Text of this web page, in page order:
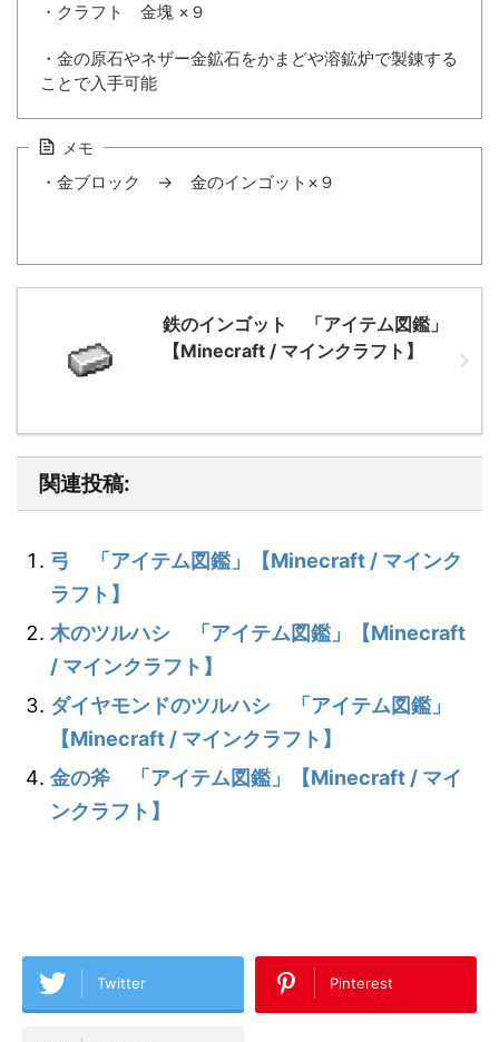
・クラフト 金塊 ×９
・金の原石やネザー金鉱石をかまどや溶鉱炉で製錬する
ことで入手可能
メモ
・金ブロック → 金のインゴット×９
鉄のインゴット 「アイテム図鑑」
【Minecraft / マインクラフト】
関連投稿:
弓 「アイテム図鑑」【Minecraft / マインク
ラフト】
木のツルハシ 「アイテム図鑑」【Minecraft
/ マインクラフト】
ダイヤモンドのツルハシ 「アイテム図鑑」
【Minecraft / マインクラフト】
金の斧 「アイテム図鑑」【Minecraft / マイ
ンクラフト】
Twitter Pinterest